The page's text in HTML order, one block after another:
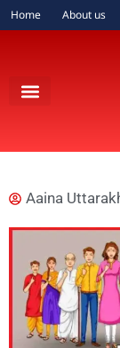
Home About us
Aaina